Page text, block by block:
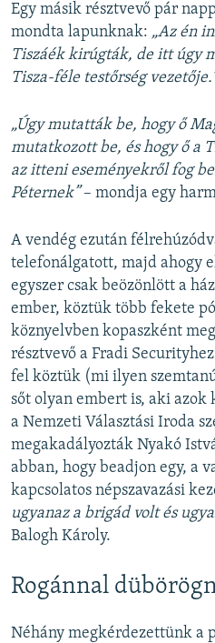
Egy másik résztvevő pár
mondta lapunknak: „Az én
Tiszáék kirúgták, de itt úgy
Tisza-féle testőrség
„Úgy mutatták be, hogy ő
mutatkozott be, és hogy ő a
az itteni eseményekről fog
Péternek”– mondja egy
A vendég ezután
telefonálgatott, majd ahogy
egyszer csak beözönlött a
ember, köztük több fekete
köznyelvben kopaszként
résztvevő a Fradi
fel köztük (mi ilyen
sőt olyan embert is, aki
a Nemzeti Választási Iroda
megakadályozták Nyakó
abban, hogy beadjon egy, a
kapcsolatos népszavazási
ugyanaz a brigád volt és
Balogh Károly.
Rogánnal
Néhány megkérdezettünk a